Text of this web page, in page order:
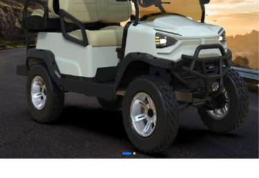
Wiadomości i przypadki współpracy
Bazy produkcyjne i procesy
Wsparcie